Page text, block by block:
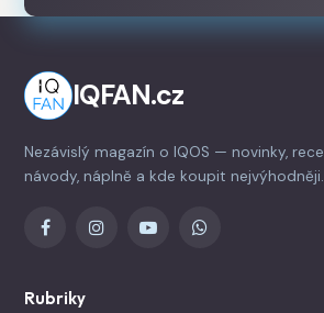
IQFAN.cz
Nezávislý magazín o IQOS — novinky,
návody, náplně a kde koupit nejvýhodněji.
Rubriky